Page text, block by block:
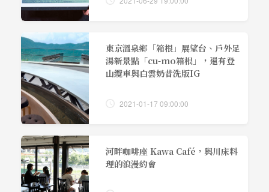
東京溫泉鄉「箱根」展望台、戶外足
湯新景點「cu-mo箱根」，還有登
山纜車與白雲奶昔洗版IG
2021-01-17 09:00:00
河畔咖啡座 Kawa Café，與川床料
理的浪漫約會